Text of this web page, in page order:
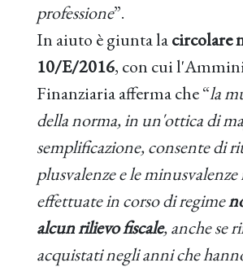
professione”.
In aiuto è giunta lacircolare
10/E/2016, con cui
Finanziaria afferma che “la
della norma, in un'ottica di
semplificazione, consente di
plusvalenze e le minusvalenze
effettuate in corso di regime
alcun rilievo fiscale, anche se
acquistati negli anni che